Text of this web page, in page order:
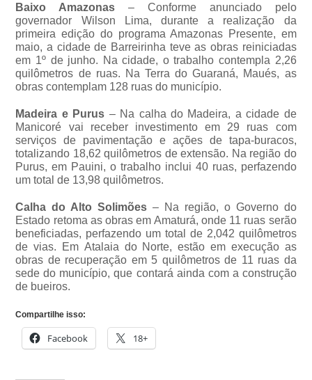
Baixo Amazonas – Conforme anunciado pelo
governador Wilson Lima, durante a realização da
primeira edição do programa Amazonas Presente, em
maio, a cidade de Barreirinha teve as obras reiniciadas
em 1º de junho. Na cidade, o trabalho contempla 2,26
quilômetros de ruas. Na Terra do Guaraná, Maués, as
obras contemplam 128 ruas do município.
Madeira e Purus – Na calha do Madeira, a cidade de
Manicoré vai receber investimento em 29 ruas com
serviços de pavimentação e ações de tapa-buracos,
totalizando 18,62 quilômetros de extensão. Na região do
Purus, em Pauini, o trabalho inclui 40 ruas, perfazendo
um total de 13,98 quilômetros.
Calha do Alto Solimões – Na região, o Governo do
Estado retoma as obras em Amaturá, onde 11 ruas serão
beneficiadas, perfazendo um total de 2,042 quilômetros
de vias. Em Atalaia do Norte, estão em execução as
obras de recuperação em 5 quilômetros de 11 ruas da
sede do município, que contará ainda com a construção
de bueiros.
Compartilhe isso:
Facebook 18+